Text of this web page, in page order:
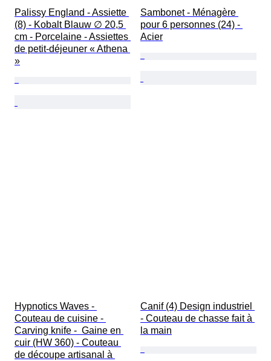
Palissy England - Assiette
(8) - Kobalt Blauw ∅ 20,5
cm - Porcelaine - Assiettes
de petit-déjeuner « Athena
»
Sambonet - Ménagère
pour 6 personnes (24) -
Acier
Hypnotics Waves -
Couteau de cuisine -
Carving knife -  Gaine en
cuir (HW 360) - Couteau
de découpe artisanal à
Canif (4) Design industriel
- Couteau de chasse fait à
la main